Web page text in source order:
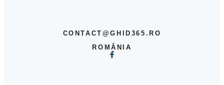
CONTACT@GHID365.RO
ROMÂNIA